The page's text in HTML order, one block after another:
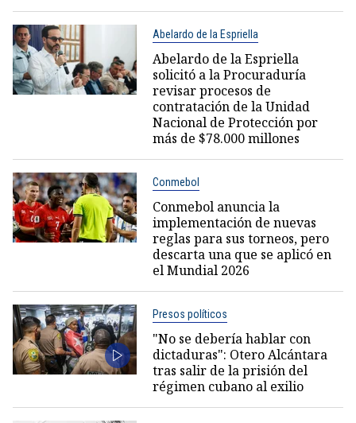
Abelardo de la Espriella
Abelardo de la Espriella
solicitó a la Procuraduría
revisar procesos de
contratación de la Unidad
Nacional de Protección por
más de $78.000 millones
Conmebol
Conmebol anuncia la
implementación de nuevas
reglas para sus torneos, pero
descarta una que se aplicó en
el Mundial 2026
Presos políticos
"No se debería hablar con
dictaduras": Otero Alcántara
tras salir de la prisión del
régimen cubano al exilio